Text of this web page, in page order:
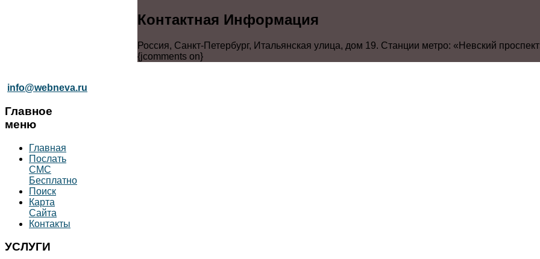
Контактная Информация
Россия, Санкт-Петербург, Итальянская улица, дом 19. Станции метро: «Невский
{jcomments on}
info@webneva.ru
Главное
меню
Главная
Послать
СМС
Бесплатно
Поиск
Карта
Сайта
Контакты
УСЛУГИ